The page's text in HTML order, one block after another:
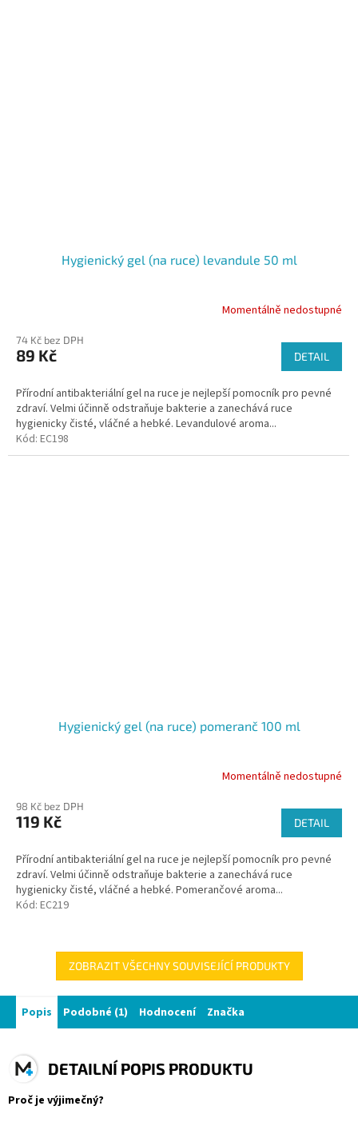
Hygienický gel (na ruce) levandule 50 ml
Momentálně nedostupné
74 Kč bez DPH
89 Kč DETAIL
Přírodní antibakteriální gel na ruce je nejlepší pomocník pro pevné
zdraví. Velmi účinně odstraňuje bakterie a zanechává ruce
hygienicky čisté, vláčné a hebké. Levandulové aroma...
Kód: EC198
Hygienický gel (na ruce) pomeranč 100 ml
Momentálně nedostupné
98 Kč bez DPH
119 Kč DETAIL
Přírodní antibakteriální gel na ruce je nejlepší pomocník pro pevné
zdraví. Velmi účinně odstraňuje bakterie a zanechává ruce
hygienicky čisté, vláčné a hebké. Pomerančové aroma...
Kód: EC219
ZOBRAZIT VŠECHNY SOUVISEJÍCÍ PRODUKTY
Popis Podobné (1) Hodnocení Značka
DETAILNÍ POPIS PRODUKTU
Proč je výjimečný?